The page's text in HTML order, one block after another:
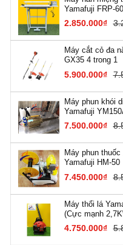
Yamafuji FRP-
2.850.000₫
Máy cắt cỏ đa
GX35 4 trong 1
5.900.000₫
Máy phun khói
Yamafuji
7.500.000₫
Máy phun thuốc
Yamafuji HM-50
7.450.000₫
Máy thổi lá
(Cực mạnh
4.750.000₫